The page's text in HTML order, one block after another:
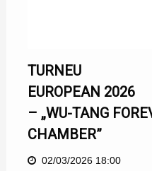
TURNEU
EUROPEAN 2026
– „WU-TANG
CHAMBER”
02/03/2026 18:00